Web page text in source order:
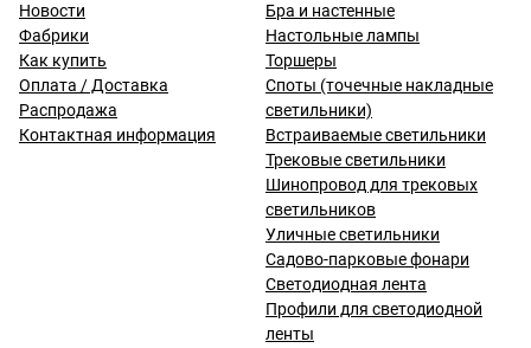
Новости
Фабрики
Как купить
Оплата / Доставка
Распродажа
Контактная информация
Бра и настенные
Настольные лампы
Торшеры
Споты (точечные накладные
светильники)
Встраиваемые светильники
Трековые светильники
Шинопровод для трековых
светильников
Уличные светильники
Садово-парковые фонари
Светодиодная лента
Профили для светодиодной
ленты